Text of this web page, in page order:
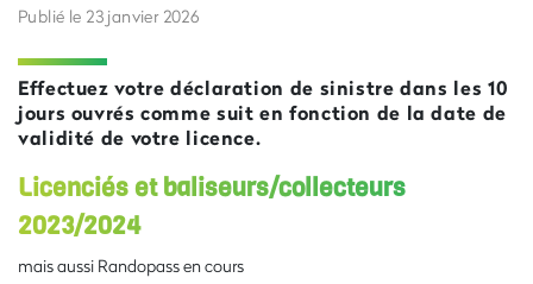
Publié le 23 janvier 2026
Effectuez votre déclaration de sinistre dans les 10
jours ouvrés comme suit en fonction de la date de
validité de votre licence.
Licenciés et baliseurs/collecteurs
2023/2024
mais aussi Randopass en cours